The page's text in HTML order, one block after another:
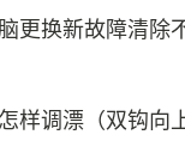
更换新故障清除
样调漂（双钩向